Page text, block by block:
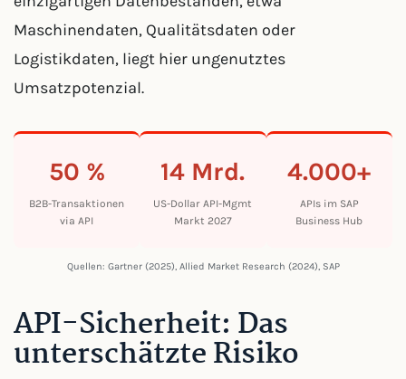
Maschinendaten, Qualitätsdaten oder
Logistikdaten, liegt hier ungenutztes
Umsatzpotenzial.
50 %
B2B-Transaktionen
via API
14 Mrd.
US-Dollar API-Mgmt
Markt 2027
4.000+
APIs im SAP
Business Hub
Quellen: Gartner (2025), Allied Market Research (2024), SAP
API-Sicherheit: Das
unterschätzte Risiko